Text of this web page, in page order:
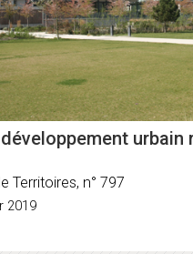
urbain
Territoires, n° 797
2019